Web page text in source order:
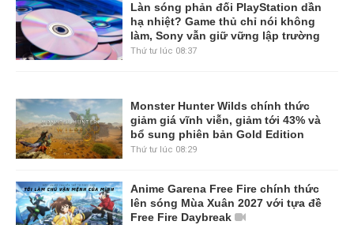
Làn sóng phản đối PlayStation dần
hạ nhiệt? Game thủ chỉ nói không
làm, Sony vẫn giữ vững lập trường
Thứ tư lúc 08:37
Monster Hunter Wilds chính thức
giảm giá vĩnh viễn, giảm tới 43% và
bổ sung phiên bản Gold Edition
Thứ tư lúc 08:29
Anime Garena Free Fire chính thức
lên sóng Mùa Xuân 2027 với tựa đề
Free Fire Daybreak